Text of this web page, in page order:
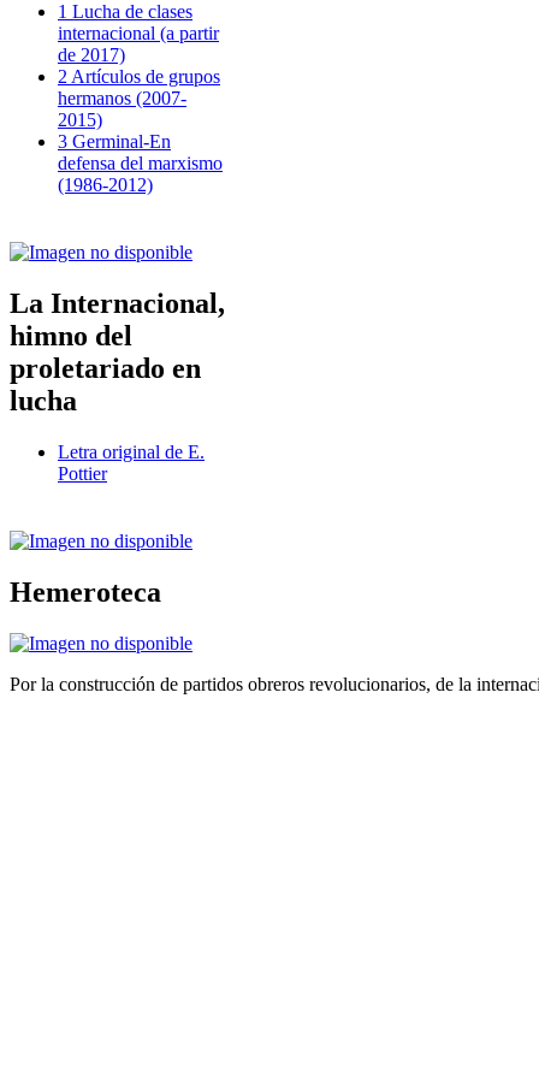
1 Lucha de clases
internacional (a partir
de 2017)
2 Artículos de grupos
hermanos (2007-
2015)
3 Germinal-En
defensa del marxismo
(1986-2012)
La Internacional,
himno del
proletariado en
lucha
Letra original de E.
Pottier
Hemeroteca
Por la construcción de partidos obreros revolucionarios, de la